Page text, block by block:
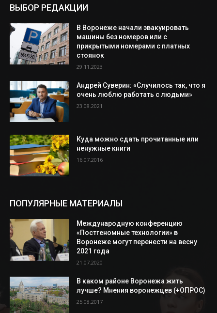
ВЫБОР РЕДАКЦИИ
В Воронеже начали эвакуировать
машины без номеров или с
прикрытыми номерами с платных
стоянок
29.11.2023
Андрей Суверин: «Случилось так, что я
очень люблю работать с людьми»
23.08.2021
Куда можно сдать прочитанные или
ненужные книги
16.07.2016
ПОПУЛЯРНЫЕ МАТЕРИАЛЫ
Международную конференцию
«Постгеномные технологии» в
Воронеже могут перенести на весну
2021 года
21.07.2020
В каком районе Воронежа жить
лучше? Мнения воронежцев (+ОПРОС)
25.08.2017